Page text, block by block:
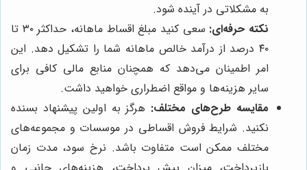
به مشکلاتی در آینده شود.
نکته حرفه‌ای:
سعی کنید مبلغ اقساط ماهانه، حداکثر ۳۰ تا
۴۰ درصد از درآمد خالص ماهانه شما را تشکیل دهد. این
امر اطمینان می‌دهد که همچنان منابع مالی کافی برای
سایر هزینه‌ها و مواقع اضطراری خواهید داشت.
مقایسه طرح‌های مختلف: هرگز به اولین پیشنهاد بسنده
نکنید. شرایط فروش اقساطی در موسسات و مجموعه‌های
مختلف ممکن است متفاوت باشد. نرخ سود، مدت زمان